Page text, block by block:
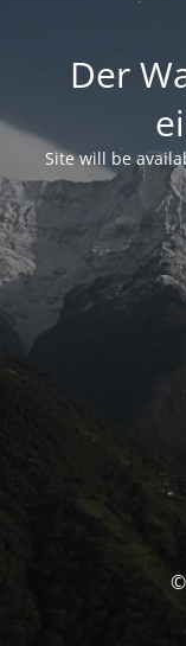
Der
Site will be
©